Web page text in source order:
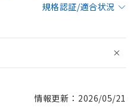
規格認証/適合状況
情報更新：2026/05/21